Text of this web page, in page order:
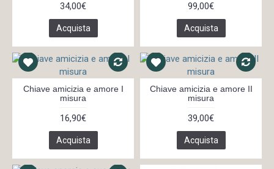
34,00€
Acquista
99,00€
Acquista
Chiave amicizia e amore I
misura
16,90€
Acquista
Chiave amicizia e amore II
misura
39,00€
Acquista